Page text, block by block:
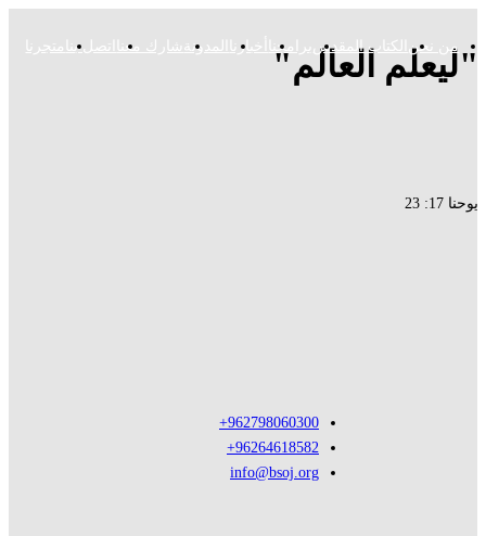
من نحنالكتاب المقدسبرامجناأخبارناالمدونةشارك معنااتصل بنامتجرنا العالم"
17: 23
962798060300+
96264618582+
info@bsoj.org